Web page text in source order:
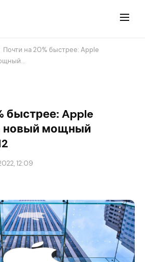
Почти на 20% быстрее: Apple
быстрее: Apple
новый мощный
12:09